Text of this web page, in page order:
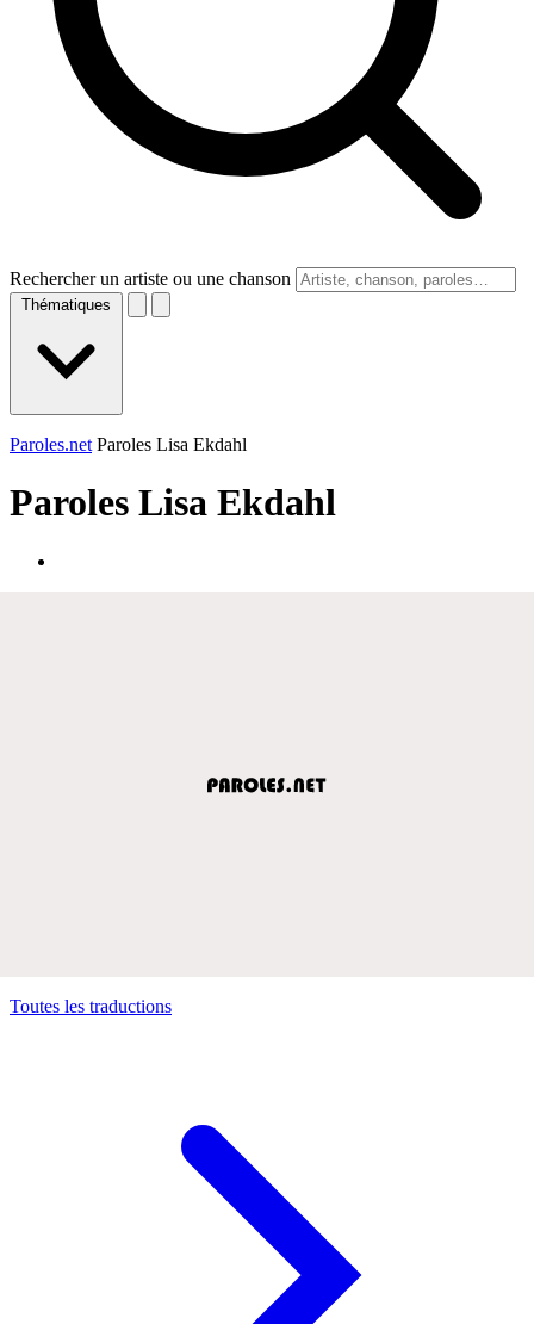
Rechercher un artiste ou une chanson
Thématiques
Paroles.net Paroles Lisa Ekdahl
Paroles Lisa Ekdahl
Toutes les traductions